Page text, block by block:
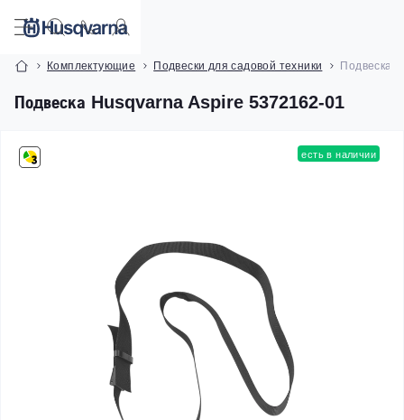
Комплектующие Подвески для садовой техники Подвеска
Подвеска Husqvarna Aspire 5372162-01
есть в наличии